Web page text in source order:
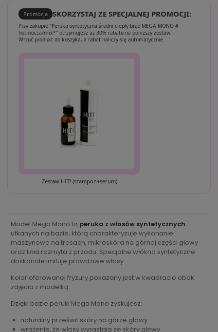
Promocja SKORZYSTAJ ZE SPECJALNEJ PROMOCJI:
Przy zakupie "Peruka syntetyczna średni ciepły brąz MEGA MONO #
hotmocca/mix*" otrzymujesz aż 30% rabatu na poniższy zestaw!
Wrzuć produkt do koszyka, a rabat naliczy się automatycznie.
Zestaw HIT! (szampon+serum)
Model Mega Mono to peruka z włosów syntetycznych
utkanych na bazie, którą charakteryzuje wykonanie
maszynowe na tresach, mikroskóra na górnej części głowy
oraz linia rozmyta z przodu. Specjalne włókno syntetyczne
doskonale imituje prawdziwe włosy.
Kolor oferowanej fryzury pokazany jest w kwadracie obok
zdjęcia z modelką.
Dzięki bazie peruki Mega Mono zyskujesz:
naturalny prześwit skóry na górze głowy
wrażenie, że włosy wyrastają ze skóry głowy